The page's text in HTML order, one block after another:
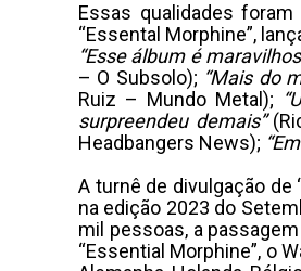
Essas qualidades
“Essental Morphine”,
“Esse álbum é
– O Subsolo); “Mais do
Ruiz – Mundo Metal);
surpreendeu demais”
Headbangers News);
A turnê de divulgação
na edição 2023 do
mil pessoas, a
“Essential Morphine”, o